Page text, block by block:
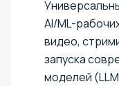
AI/ML-
видео,
запуска
моделей